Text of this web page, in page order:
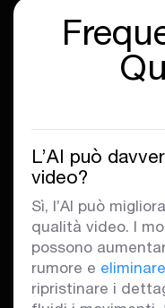
L’AI può
video?
Sì, l’AI può
qualità video. I
possono
rumore e
ripristinare i